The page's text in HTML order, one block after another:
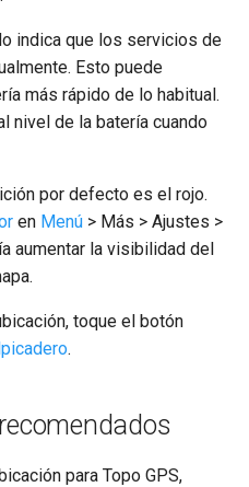
indica que los servicios de
Esto puede
más rápido de lo habitual.
nivel de la batería cuando
por defecto es el rojo.
en Menú > Más > Ajustes >
aumentar la visibilidad del
toque el botón
.
para Topo GPS,